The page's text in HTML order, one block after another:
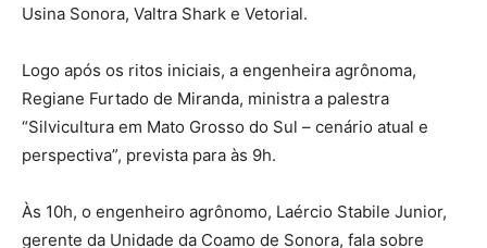
Usina Sonora, Valtra Shark e Vetorial.
Logo após os ritos iniciais, a engenheira agrônoma,
Regiane Furtado de Miranda, ministra a palestra
“Silvicultura em Mato Grosso do Sul – cenário atual e
perspectiva”, prevista para às 9h.
Às 10h, o engenheiro agrônomo, Laércio Stabile Junior,
gerente da Unidade da Coamo de Sonora, fala sobre